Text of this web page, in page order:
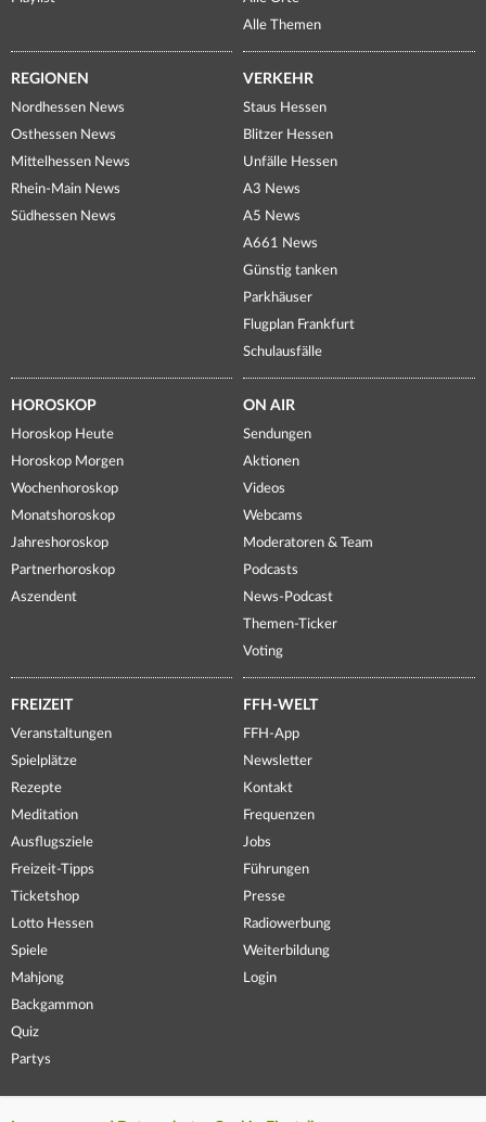
Alle Themen
REGIONEN
Nordhessen News
Osthessen News
Mittelhessen News
Rhein-Main News
Südhessen News
VERKEHR
Staus Hessen
Blitzer Hessen
Unfälle Hessen
A3 News
A5 News
A661 News
Günstig tanken
Parkhäuser
Flugplan Frankfurt
Schulausfälle
HOROSKOP
Horoskop Heute
Horoskop Morgen
Wochenhoroskop
Monatshoroskop
Jahreshoroskop
Partnerhoroskop
Aszendent
ON AIR
Sendungen
Aktionen
Videos
Webcams
Moderatoren & Team
Podcasts
News-Podcast
Themen-Ticker
Voting
FREIZEIT
Veranstaltungen
Spielplätze
Rezepte
Meditation
Ausflugsziele
Freizeit-Tipps
Ticketshop
Lotto Hessen
Spiele
Mahjong
Backgammon
Quiz
Partys
FFH-WELT
FFH-App
Newsletter
Kontakt
Frequenzen
Jobs
Führungen
Presse
Radiowerbung
Weiterbildung
Login